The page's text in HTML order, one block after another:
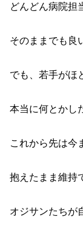
どんどん病院担
そのままでも良
でも、若手がほ
本当に何とかし
これから先は今
抱えたまま維持
オジサンたちが